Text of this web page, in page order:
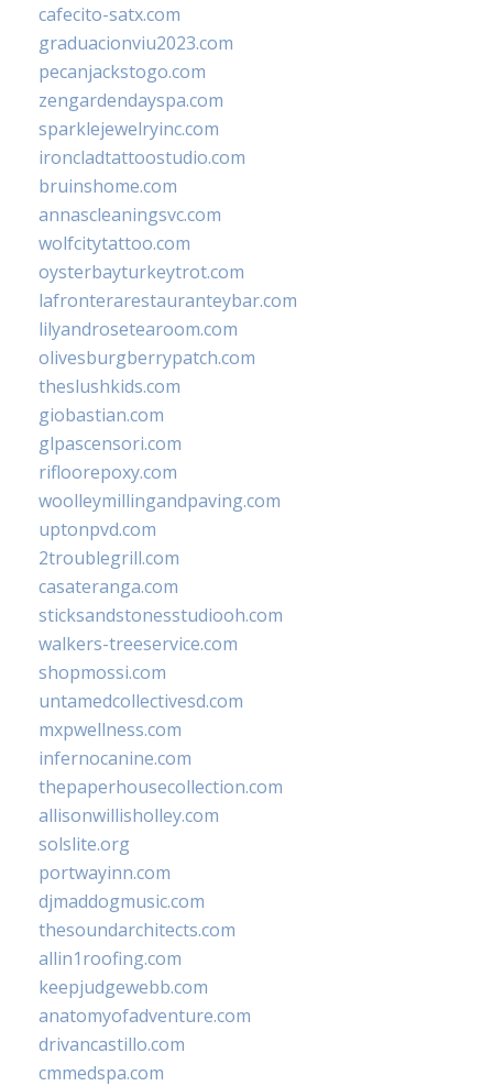
cafecito-satx.com
graduacionviu2023.com
pecanjackstogo.com
zengardendayspa.com
sparklejewelryinc.com
ironcladtattoostudio.com
bruinshome.com
annascleaningsvc.com
wolfcitytattoo.com
oysterbayturkeytrot.com
lafronterarestauranteybar.com
lilyandrosetearoom.com
olivesburgberrypatch.com
theslushkids.com
giobastian.com
glpascensori.com
rifloorepoxy.com
woolleymillingandpaving.com
uptonpvd.com
2troublegrill.com
casateranga.com
sticksandstonesstudiooh.com
walkers-treeservice.com
shopmossi.com
untamedcollectivesd.com
mxpwellness.com
infernocanine.com
thepaperhousecollection.com
allisonwillisholley.com
solslite.org
portwayinn.com
djmaddogmusic.com
thesoundarchitects.com
allin1roofing.com
keepjudgewebb.com
anatomyofadventure.com
drivancastillo.com
cmmedspa.com